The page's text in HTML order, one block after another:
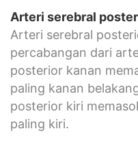
Arteri serebral
Arteri serebral
percabangan dari
posterior kanan
paling kanan
posterior kiri
paling kiri.